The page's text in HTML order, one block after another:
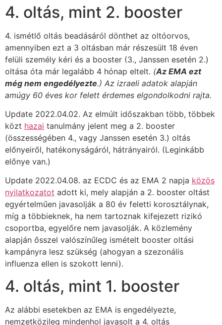
4. oltás, mint 2. booster
4. ismétlő oltás beadásáról dönthet az oltóorvos,
amennyiben ezt a 3 oltásban már részesült 18 éven
felüli személy kéri és a booster (3., Janssen esetén 2.)
oltása óta már legalább 4 hónap eltelt. (Az EMA ezt
még nem engedélyezte.) Az izraeli adatok alapján
amúgy 60 éves kor felett érdemes elgondolkodni rajta.
Update 2022.04.02. Az elmúlt időszakban több, többek
közt hazai tanulmány jelent meg a 2. booster
(összességében 4., vagy Janssen esetén 3.) oltás
előnyeiről, hatékonyságáról, hátrányairól. (Leginkább
előnye van.)
Update 2022.04.08. az ECDC és az EMA 2 napja közös
nyilatkozatot adott ki, mely alapján a 2. booster oltást
egyértelműen javasolják a 80 év feletti korosztálynak,
míg a többieknek, ha nem tartoznak kifejezett rizikó
csoportba, egyelőre nem javasolják. A közlemény
alapján ősszel valószínűleg ismételt booster oltási
kampányra lesz szükség (ahogyan a szezonális
influenza ellen is szokott lenni).
4. oltás, mint 1. booster
Az alábbi esetekben az EMA is engedélyezte,
nemzetközileg mindenhol javasolt a 4. oltás